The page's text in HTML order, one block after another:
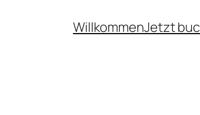
WillkommenJetzt